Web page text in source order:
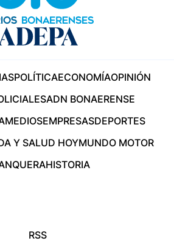
POLÍTICAECONOMÍAOPINIÓN
ADN BONAERENSE
MEDIOSEMPRESASDEPORTES
Y SALUD HOYMUNDO MOTOR
HISTORIA
RSS